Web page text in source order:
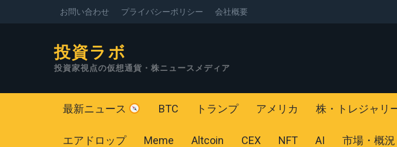
お問い合わせ プライバシーポリシー 会社概要
投資ラボ
投資家視点の仮想通貨・株ニュースメディア
最新ニュース BTC トランプ アメリカ 株・トレジャリ
エアドロップ Meme Altcoin CEX NFT AI 市場・概況